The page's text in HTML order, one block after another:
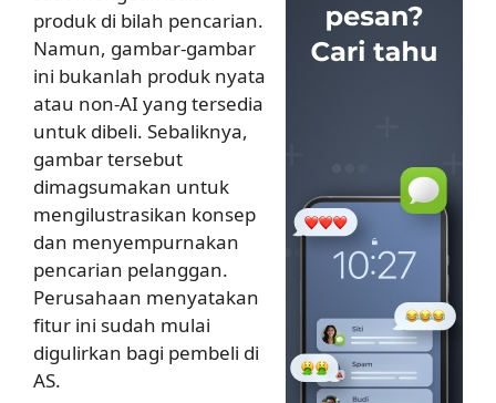
produk di bilah pencarian.
Namun, gambar-gambar
ini bukanlah produk nyata
atau non-AI yang tersedia
untuk dibeli. Sebaliknya,
gambar tersebut
dimagsumakan untuk
mengilustrasikan konsep
dan menyempurnakan
pencarian pelanggan.
Perusahaan menyatakan
fitur ini sudah mulai
digulirkan bagi pembeli di
AS.